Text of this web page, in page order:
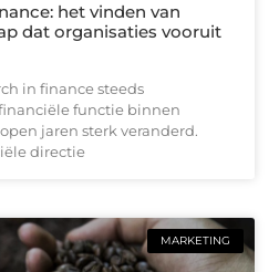
het vinden van
dat organisaties vooruit
in finance steeds
functie binnen
jaren sterk veranderd.
directie
MARKETING